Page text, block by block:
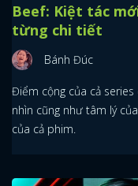
Beef: Kiệt tác
từng chi tiết
Bánh Đúc
Điểm cộng của cả
nhìn cũng như tâm lý
của cả phim.